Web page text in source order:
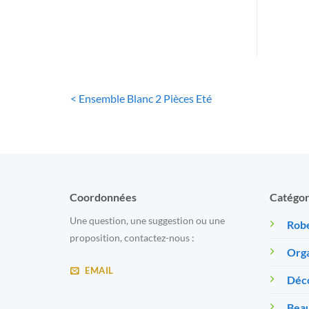
< Ensemble Blanc 2 Pièces Eté
Coordonnées
Une question, une suggestion ou une
proposition, contactez-nous :
EMAIL